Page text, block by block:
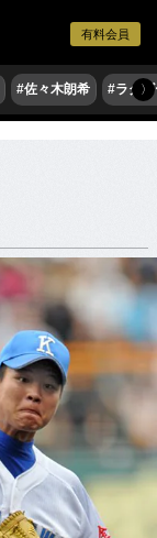
有料会員
#佐々木朗希 #ラグ〉